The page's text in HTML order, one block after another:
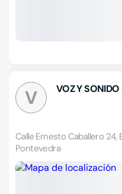
V VOZ Y
Calle Ernesto Caballero 24,
Pontevedra